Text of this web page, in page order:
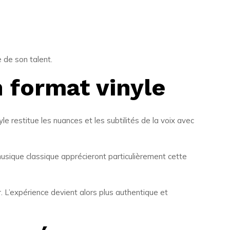
de son talent.
format vinyle
restitue les nuances et les subtilités de la voix avec
classique apprécieront particulièrement cette
devient alors plus authentique et